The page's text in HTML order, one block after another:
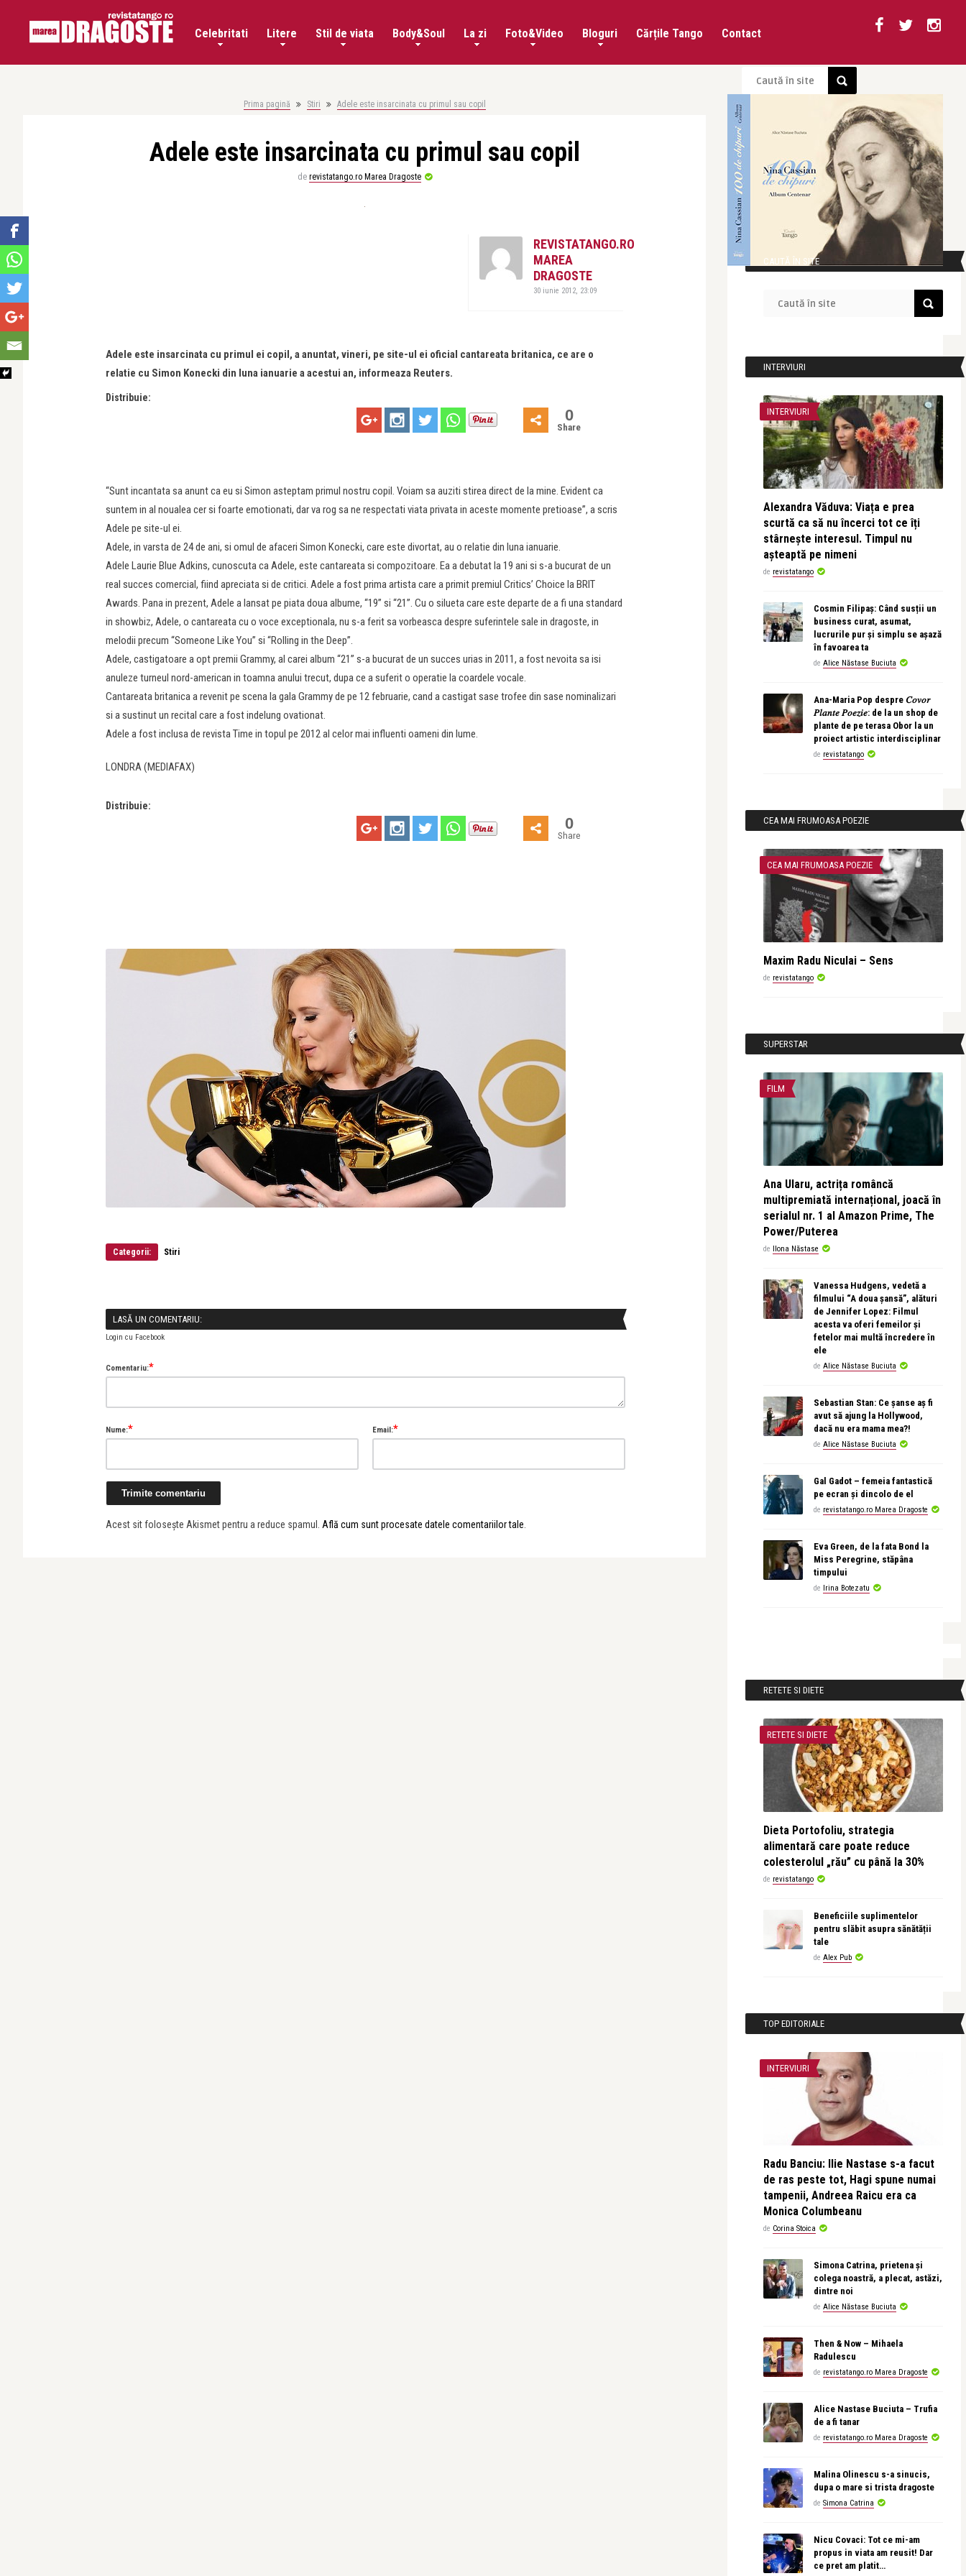
Celebritati Litere Stil de viata Body&Soul La zi Foto&Video Bloguri Cărțile Tango Contact
Prima pagină Stiri Adele este insarcinata cu primul sau copil
Adele este insarcinata cu primul sau copil
de revistatango.ro Marea Dragoste
REVISTATANGO.RO
MAREA
DRAGOSTE
30 iunie 2012, 23:09
Adele este insarcinata cu primul ei copil, a anuntat, vineri, pe site-ul ei oficial cantareata britanica, ce are o
relatie cu Simon Konecki din luna ianuarie a acestui an, informeaza Reuters.
Distribuie:
0
Share
“Sunt incantata sa anunt ca eu si Simon asteptam primul nostru copil. Voiam sa auziti stirea direct de la mine. Evident ca
suntem in al noualea cer si foarte emotionati, dar va rog sa ne respectati viata privata in aceste momente pretioase”, a scris
Adele pe site-ul ei.
Adele, in varsta de 24 de ani, si omul de afaceri Simon Konecki, care este divortat, au o relatie din luna ianuarie.
Adele Laurie Blue Adkins, cunoscuta ca Adele, este cantareata si compozitoare. Ea a debutat la 19 ani si s-a bucurat de un
real succes comercial, fiind apreciata si de critici. Adele a fost prima artista care a primit premiul Critics’ Choice la BRIT
Awards. Pana in prezent, Adele a lansat pe piata doua albume, “19” si “21”. Cu o silueta care este departe de a fi una standard
in showbiz, Adele, o cantareata cu o voce exceptionala, nu s-a ferit sa vorbeasca despre suferintele sale in dragoste, in
melodii precum “Someone Like You” si “Rolling in the Deep”.
Adele, castigatoare a opt premii Grammy, al carei album “21” s-a bucurat de un succes urias in 2011, a fost nevoita sa isi
anuleze turneul nord-american in toamna anului trecut, dupa ce a suferit o operatie la coardele vocale.
Cantareata britanica a revenit pe scena la gala Grammy de pe 12 februarie, cand a castigat sase trofee din sase nominalizari
si a sustinut un recital care a fost indelung ovationat.
Adele a fost inclusa de revista Time in topul pe 2012 al celor mai influenti oameni din lume.
LONDRA (MEDIAFAX)
Distribuie:
0
Share
Categorii: Stiri
LASĂ UN COMENTARIU:
Login cu Facebook
Comentariu:*
Nume:* Email:*
Acest sit folosește Akismet pentru a reduce spamul. Află cum sunt procesate datele comentariilor tale
CAUTĂ ÎN SITE
INTERVIURI
INTERVIURI
Alexandra Văduva: Viața e prea
scurtă ca să nu încerci tot ce îți
stârnește interesul. Timpul nu
așteaptă pe nimeni
de revistatango
Cosmin Filipaș: Când susții un
business curat, asumat,
lucrurile pur și simplu se așază
în favoarea ta
de Alice Năstase Buciuta
Ana-Maria Pop despre 𝐶𝑜𝑣𝑜𝑟
𝑃𝑙𝑎𝑛𝑡𝑒 𝑃𝑜𝑒𝑧𝑖𝑒: de la un shop de
plante de pe terasa Obor la un
proiect artistic interdisciplinar
de revistatango
CEA MAI FRUMOASA POEZIE
CEA MAI FRUMOASA POEZIE
Maxim Radu Niculai – Sens
de revistatango
SUPERSTAR
FILM
Ana Ularu, actrița româncă
multipremiată internațional, joacă în
serialul nr. 1 al Amazon Prime, The
Power/Puterea
de Ilona Năstase
Vanessa Hudgens, vedetă a
filmului “A doua șansă”, alături
de Jennifer Lopez: Filmul
acesta va oferi femeilor și
fetelor mai multă încredere în
ele
de Alice Năstase Buciuta
Sebastian Stan: Ce șanse aș fi
avut să ajung la Hollywood,
dacă nu era mama mea?!
de Alice Năstase Buciuta
Gal Gadot – femeia fantastică
pe ecran și dincolo de el
de revistatango.ro Marea Dragoste
Eva Green, de la fata Bond la
Miss Peregrine, stăpâna
timpului
de Irina Botezatu
RETETE SI DIETE
RETETE SI DIETE
Dieta Portofoliu, strategia
alimentară care poate reduce
colesterolul „rău” cu până la 30%
de revistatango
Beneficiile suplimentelor
pentru slăbit asupra sănătății
tale
de Alex Pub
TOP EDITORIALE
INTERVIURI
Radu Banciu: Ilie Nastase s-a facut
de ras peste tot, Hagi spune numai
tampenii, Andreea Raicu era ca
Monica Columbeanu
de Corina Stoica
Simona Catrina, prietena și
colega noastră, a plecat, astăzi,
dintre noi
de Alice Năstase Buciuta
Then & Now – Mihaela
Radulescu
de revistatango.ro Marea Dragoste
Alice Nastase Buciuta – Trufia
de a fi tanar
de revistatango.ro Marea Dragoste
Malina Olinescu s-a sinucis,
dupa o mare si trista dragoste
de Simona Catrina
Nicu Covaci: Tot ce mi-am
propus in viata am reusit! Dar
ce pret am platit…